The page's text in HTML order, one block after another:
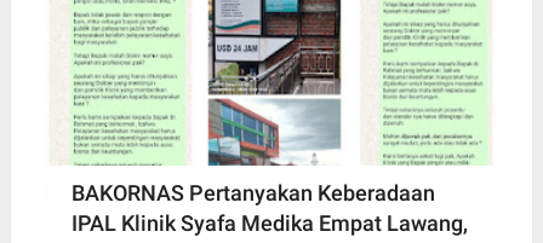
BAKORNAS Pertanyakan Keberadaan
IPAL Klinik Syafa Medika Empat Lawang,